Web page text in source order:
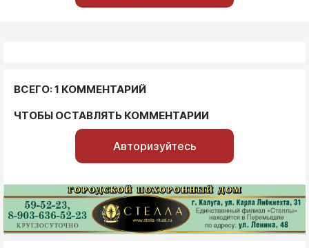
ВСЕГО: 1 КОММЕНТАРИЙ
ЧТОБЫ ОСТАВЛЯТЬ КОММЕНТАРИИ
Авторизуйтесь